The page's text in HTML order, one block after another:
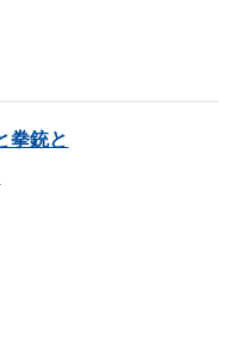
拳銃と